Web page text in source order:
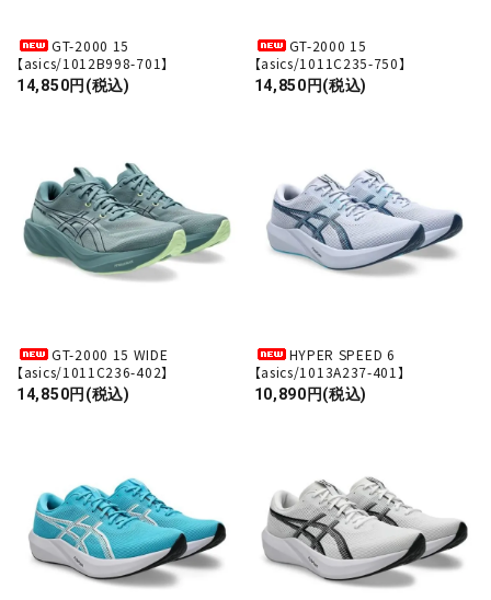
GT-2000 15
【asics/1012B998-701】
14,850円(税込)
GT-2000 15
【asics/1011C235-750】
14,850円(税込)
GT-2000 15 WIDE
【asics/1011C236-402】
14,850円(税込)
HYPER SPEED 6
【asics/1013A237-401】
10,890円(税込)